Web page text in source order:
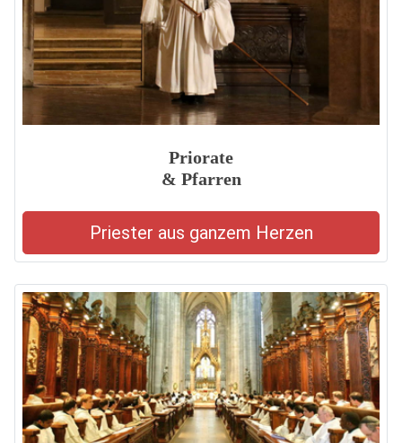
Priorate
& Pfarren
Priester aus ganzem Herzen